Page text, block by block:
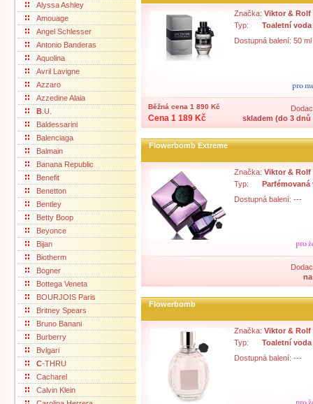
Alyssa Ashley
Amouage
Angel Schlesser
Antonio Banderas
Aquolina
Avril Lavigne
Azzaro
Azzedine Alaia
B .U.
Baldessarini
Balenciaga
Balmain
Banana Republic
Benefit
Benetton
Bentley
Betty Boop
Beyonce
Bijan
Biotherm
Bogner
Bottega Veneta
BOURJOIS Paris
Britney Spears
Bruno Banani
Burberry
Bvlgari
C-THRU
Cacharel
Calvin Klein
Značka: Viktor & Rolf
Typ:
Toaletní voda
Dostupná balení: 50 ml
Běžná cena 1 890 Kč
Cena 1 189 Kč
skladem (do 3 dnů
Flowerbomb Extreme
Značka: Viktor & Rolf
Typ:
Parfémovaná
Dostupná balení: ---
Flowerbomb
Značka: Viktor & Rolf
Typ:
Toaletní voda
Dostupná balení: ---